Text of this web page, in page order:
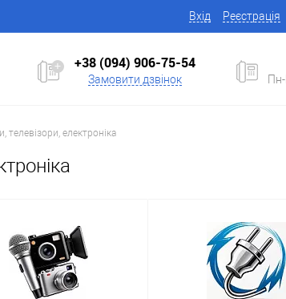
Вхід Реєстрація
+38 (094) 906-75-54
Замовити дзвінок
телевізори, електроніка